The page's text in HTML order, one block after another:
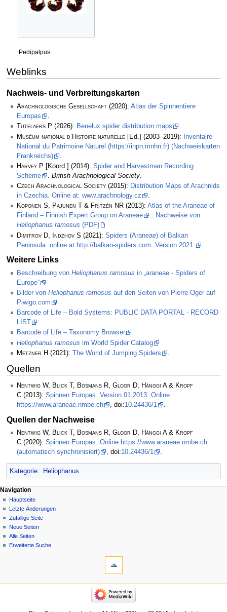
Pedipalpus
Weblinks
Nachweis- und Verbreitungskarten
Arachnologische Gesellschaft (2020): Atlas der Spinnentiere
Europas
.
Tutelaers P (2026): Benelux spider distribution maps
.
Muséum national d’Histoire naturelle [Ed.] (2003–2019):
Inventaire
National du Patrimoine Naturel (https://inpn.mnhn.fr) (Nachweiskarten
Frankreichs)
Harvey P [Koord.] (2014): Spider and Harvestman Recording
Scheme
British Arachnological Society
Czech Arachnological Society (2015): Distribution Maps of Arachnids
in Czechia. Online at: www.arachnology.cz
.
Koponen S, Pajunen T & Fritzén NR (2013): Atlas of the Araneae of
Finland – Finnish Expert Group on Araneae
.: Nachweise von
Heliophanus ramosus (PDF)
Dimitrov D, Indzhov S (2021): Spiders (Araneae) of Balkan
Peninsula. online at http://balkan-spiders.com. Version 2021.
Weitere Links
Beschreibung von Heliophanus ramosus in „araneae - Spiders of
Europe”
Bilder von Heliophanus ramosus auf den Seiten von Pierre Oger auf
Piwigo.com
Barcode of Life – Bold Systems: PUBLIC DATA PORTAL - RECORD
LIST
Barcode of Life – Taxonomy Browser
Heliophanus ramosus im World Spider Catalog
Metzner H (2021): The World of Jumping Spiders .
Quellen
Nentwig W, Blick T, Bosmans R, Gloor D, Hänggi A & Kropf
C (2013): Spinnen Europas. Version 01.2013. Online
https://www.araneae.nmbe.ch
, doi:10.24436/1 .
Quellen der Nachweise
Nentwig W, Blick T, Bosmans R, Gloor D, Hänggi A & Kropf
C (2020): Spinnen Europas. Online https://www.araneae.nmbe.ch
(automatisch synchronisiert)
, doi:10.24436/1 .
Kategorie: Heliophanus
Navigation
Hauptseite
Letzte Änderungen
Zufällige Seite
Neue Seiten
Alle Seiten
Erweiterte Suche